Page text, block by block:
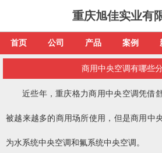
重庆旭佳实业有
首页 公司 产品 案例
商用中央空调有哪些
近些年，重庆格力商用中央空调凭借
被越来越多的商用场所使用，但是商用中
为水系统中央空调和氟系统中央空调。